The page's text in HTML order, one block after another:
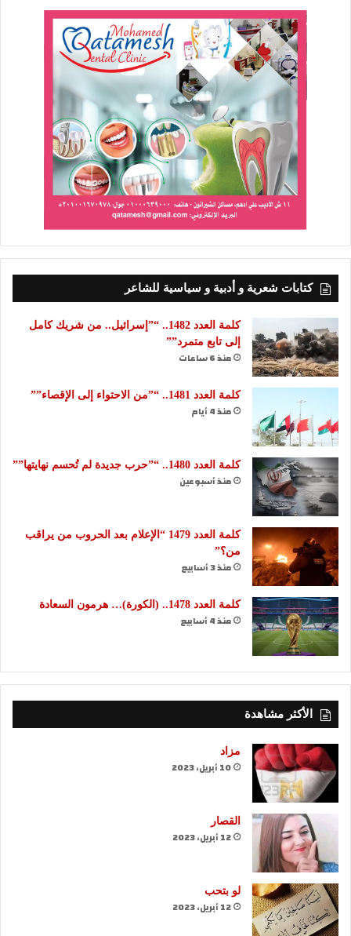
كتابات شعرية و أدبية و سياسية للشاعر
كلمة العدد 1482.. “”إسرائيل.. من شريك كامل
إلى تابع متمرد””
منذ 6 ساعات
كلمة العدد 1481.. “”من الاحتواء إلى الإقصاء””
منذ 4 أيام
كلمة العدد 1480.. “”حرب جديدة لم تُحسم نهايتها””
منذ أسبوعين
كلمة العدد 1479 “الإعلام بعد الحروب من يراقب
من؟”
منذ 3 أسابيع
كلمة العدد 1478.. (الكورة)… هرمون السعادة
منذ 4 أسابيع
الأكثر مشاهدة
مزاد
10 أبريل، 2023
القصار
12 أبريل، 2023
لو بتحب
12 أبريل، 2023